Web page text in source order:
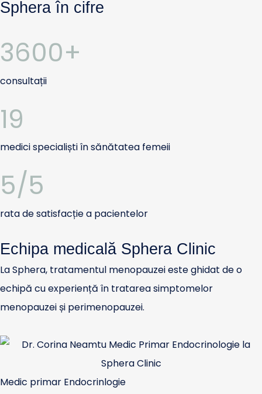
Sphera în cifre
3600+
consultații
19
medici specialiști în sănătatea femeii
5/5
rata de satisfacție a pacientelor
Echipa medicală Sphera Clinic
La Sphera, tratamentul menopauzei este ghidat de o
echipă cu experiență în tratarea simptomelor
menopauzei și perimenopauzei.
Medic primar Endocrinlogie